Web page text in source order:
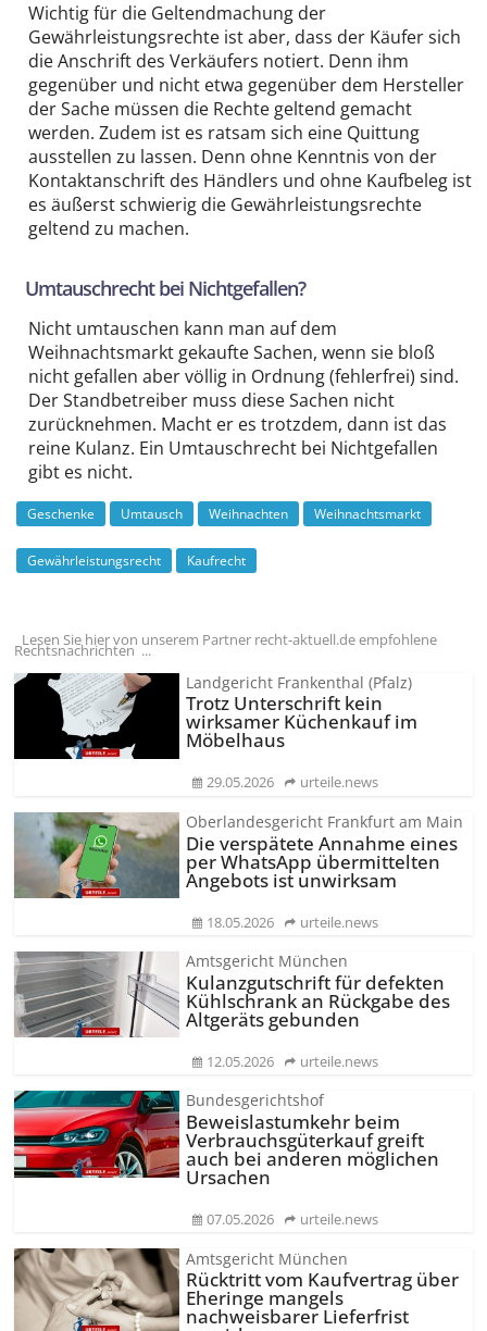
Wichtig für die Geltendmachung der
Gewährleistungsrechte ist aber, dass der Käufer sich
die Anschrift des Verkäufers notiert. Denn ihm
gegenüber und nicht etwa gegenüber dem Hersteller
der Sache müssen die Rechte geltend gemacht
werden. Zudem ist es ratsam sich eine Quittung
ausstellen zu lassen. Denn ohne Kenntnis von der
Kontaktanschrift des Händlers und ohne Kaufbeleg ist
es äußerst schwierig die Gewährleistungsrechte
geltend zu machen.
Umtauschrecht bei Nichtgefallen?
Nicht umtauschen kann man auf dem
Weihnachtsmarkt gekaufte Sachen, wenn sie bloß
nicht gefallen aber völlig in Ordnung (fehlerfrei) sind.
Der Standbetreiber muss diese Sachen nicht
zurücknehmen. Macht er es trotzdem, dann ist das
reine Kulanz. Ein Umtauschrecht bei Nichtgefallen
gibt es nicht.
Geschenke Umtausch Weihnachten Weihnachtsmarkt
Gewährleistungsrecht Kaufrecht
Lesen Sie hier von unserem Partner recht-aktuell.de empfohlene
Rechtsnachrichten ...
Landgericht Frankenthal (Pfalz)
Trotz Unterschrift kein
wirksamer Küchenkauf im
Möbelhaus
29.05.2026 urteile.news
Oberlandesgericht Frankfurt am Main
Die verspätete Annahme eines
per WhatsApp übermittelten
Angebots ist unwirksam
18.05.2026 urteile.news
Amtsgericht München
Kulanzgutschrift für defekten
Kühlschrank an Rückgabe des
Altgeräts gebunden
12.05.2026 urteile.news
Bundesgerichtshof
Beweislastumkehr beim
Verbrauchsgüterkauf greift
auch bei anderen möglichen
Ursachen
07.05.2026 urteile.news
Amtsgericht München
Rücktritt vom Kaufvertrag über
Eheringe mangels
nachweisbarer Lieferfrist